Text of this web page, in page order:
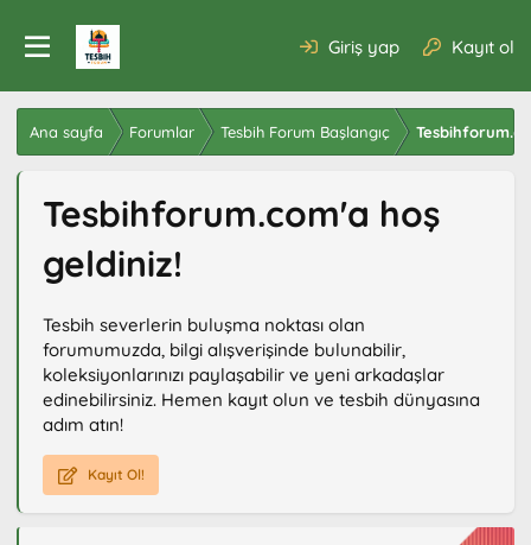
Giriş yap Kayıt ol
Ana sayfa Forumlar Tesbih Forum Başlangıç
Tesbihforum.com'a hoş
geldiniz!
Tesbih severlerin buluşma noktası olan
forumumuzda, bilgi alışverişinde bulunabilir,
koleksiyonlarınızı paylaşabilir ve yeni arkadaşlar
edinebilirsiniz. Hemen kayıt olun ve tesbih dünyasına
adım atın!
Kayıt Ol!